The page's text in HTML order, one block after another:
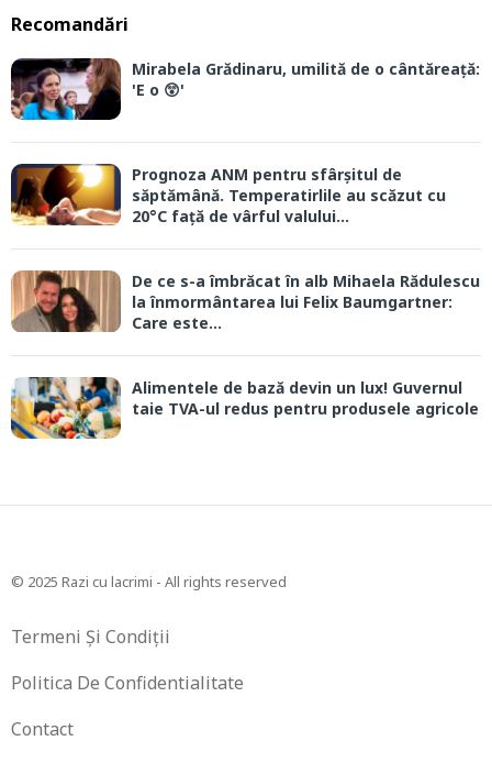
Recomandări
Mirabela Grădinaru, umilită de o cântăreață:
'E o 😲'
Prognoza ANM pentru sfârșitul de
săptămână. Temperatirlile au scăzut cu
20°C față de vârful valului...
De ce s-a îmbrăcat în alb Mihaela Rădulescu
la înmormântarea lui Felix Baumgartner:
Care este...
Alimentele de bază devin un lux! Guvernul
taie TVA-ul redus pentru produsele agricole
© 2025 Razi cu lacrimi - All rights reserved
Termeni Și Condiții
Politica De Confidentialitate
Contact